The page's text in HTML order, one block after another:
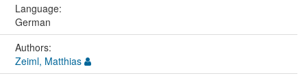
Language:
German
Authors:
Zeiml, Matthias